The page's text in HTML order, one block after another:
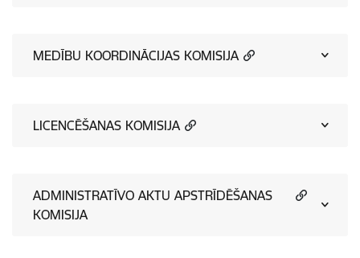
MEDĪBU KOORDINĀCIJAS KOMISIJA
LICENCĒŠANAS KOMISIJA
ADMINISTRATĪVO AKTU APSTRĪDĒŠANAS
KOMISIJA